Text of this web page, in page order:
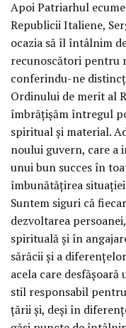
Apoi Patriarhul
Republicii Italiene,
ocazia să îl întâlnim
recunoscători pentru
conferindu-ne
Ordinului de merit al
îmbrățișăm întregul
spiritual și material.
noului guvern, care a
unui bun succes în
îmbunătățirea
Suntem siguri că
dezvoltarea
spirituală și în
sărăcii și a
acela care
stil responsabil
țării și, deși în